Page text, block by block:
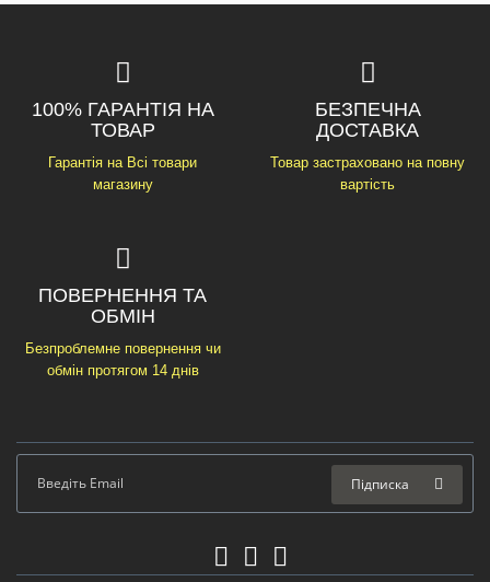
100% ГАРАНТІЯ НА
ТОВАР
Гарантія на Всі товари
магазину
БЕЗПЕЧНА
ДОСТАВКА
Товар застраховано на повну
вартість
ПОВЕРНЕННЯ ТА
ОБМІН
Безпроблемне повернення чи
обмін протягом 14 днів
Підписка